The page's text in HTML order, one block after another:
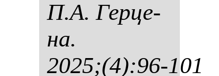
П.А. Гер­це­
на.
2025;(4):96-101